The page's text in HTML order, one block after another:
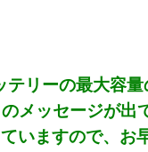
リーの最大容
メッセージが出
いますので、お